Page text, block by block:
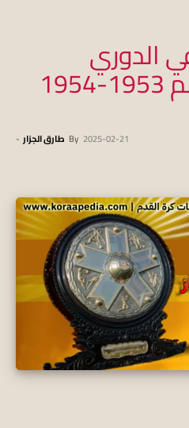
الدوري
المصري | موسم 1953-1954
By طارق الجزار - 2025-02-21